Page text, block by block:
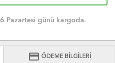
Pazartesi günü kargoda.
credit_card ÖDEME BİLGİLERİ